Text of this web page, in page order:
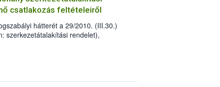
csatlakozás feltételeiről
hátterét a 29/2010. (III.30.)
szerkezetátalakítási rendelet),
módosított. A szerkezetátalakítási
a 2012-2013. támogatási évek
gyümölcstermelő vehet részt, aki,
kérelem rendelet) szerinti